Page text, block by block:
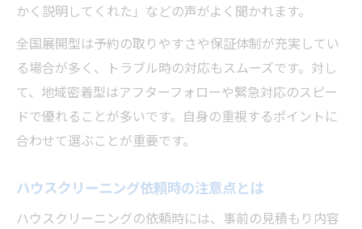
かく説明してくれた」などの声がよく聞かれます。
全国展開型は予約の取りやすさや保証体制が充実してい
る場合が多く、トラブル時の対応もスムーズです。対し
て、地域密着型はアフターフォローや緊急対応のスピー
ドで優れることが多いです。自身の重視するポイントに
合わせて選ぶことが重要です。
ハウスクリーニング依頼時の注意点とは
ハウスクリーニングの依頼時には、事前の見積もり内容